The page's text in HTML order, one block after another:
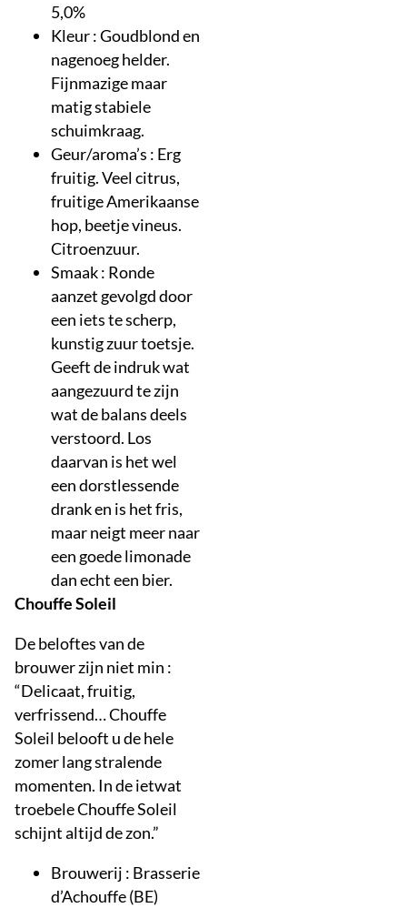
5,0%
Kleur : Goudblond en
nagenoeg helder.
Fijnmazige maar
matig stabiele
schuimkraag.
Geur/aroma’s : Erg
fruitig. Veel citrus,
fruitige Amerikaanse
hop, beetje vineus.
Citroenzuur.
Smaak : Ronde
aanzet gevolgd door
een iets te scherp,
kunstig zuur toetsje.
Geeft de indruk wat
aangezuurd te zijn
wat de balans deels
verstoord. Los
daarvan is het wel
een dorstlessende
drank en is het fris,
maar neigt meer naar
een goede limonade
dan echt een bier.
Chouffe Soleil
De beloftes van de
brouwer zijn niet min :
“Delicaat, fruitig,
verfrissend… Chouffe
Soleil belooft u de hele
zomer lang stralende
momenten. In de ietwat
troebele Chouffe Soleil
schijnt altijd de zon.”
Brouwerij : Brasserie
d’Achouffe (BE)